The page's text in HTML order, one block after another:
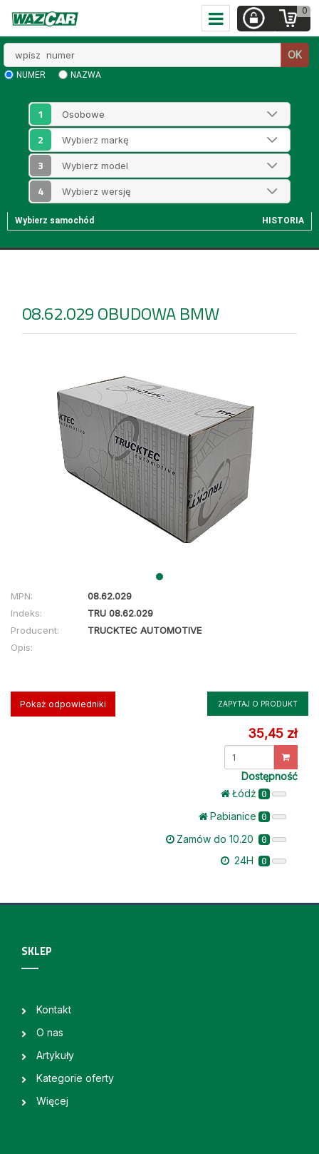
0
numer
OK
NUMER NAZWA
1
2
3
4
Wybierz samochód HISTORIA
08.62.029OBUDOWA BMW
MPN:
08.62.029
Indeks:
TRU 08.62.029
Producent:
TRUCKTEC AUTOMOTIVE
Opis:
Pokaż odpowiedniki ZAPYTAJ O PRODUKT
35,45 zł
Dostępność
Łódż 0
Pabianice 0
Zamów do 10.20 0
24H 0
SKLEP
Kontakt
O nas
Artykuły
Kategorie oferty
Więcej